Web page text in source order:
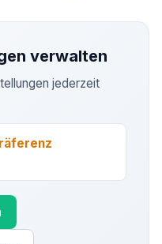
verwalten
jederzeit